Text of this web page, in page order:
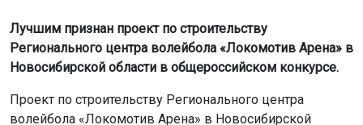
Лучшим признан проект по строительству
Регионального центра волейбола «Локомотив Арена» в
Новосибирской области в общероссийском конкурсе.
Проект по строительству Регионального центра
волейбола «Локомотив Арена» в Новосибирской